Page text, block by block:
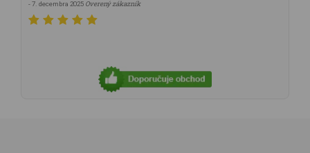
- 7. decembra 2025 Overený zákazník